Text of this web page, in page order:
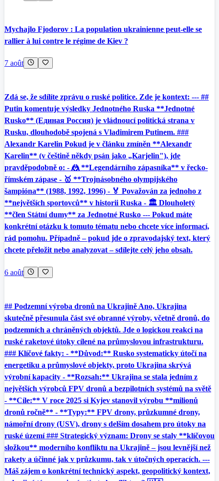
Mychajlo Fjodorov : La population ukrainienne peut-elle se
rallier à lui contre le régime de Kiev ?
7 août
Zdá se, že sdílíte zprávu o ruské politice. Zde je kontext: --- ##
Putin komentuje výsledky Jednotného Ruska **Jednotné
Rusko** (Единая Россия) je vládnoucí politická strana v
Rusku, dlouhodobě spojená s Vladimirem Putinem. ###
Alexandr Karelin Pokud je v článku zmíněn **Alexandr
Karelin** (v češtině někdy psán jako „Karjelin"), jde
pravděpodobně o: - 🤼 **Legendárního zápasníka** v řecko-
římském zápase - 🥇 **Trojnásobného olympijského
šampióna** (1988, 1992, 1996) - 🏅 Považován za jednoho z
**největších sportovců** v historii Ruska - 🏛️ Dlouholetý
**člen Státní dumy** za Jednotné Rusko --- Pokud máte
konkrétní otázku k tomuto tématu nebo chcete více informací,
rád pomohu. Případně – pokud jde o zpravodajský text, který
chcete přeložit nebo analyzovat – sdílejte celý jeho obsah.
6 août
## Podzemní výroba dronů na Ukrajině Ano, Ukrajina
skutečně přesunula část své obranné výroby, včetně dronů, do
podzemních a chráněných objektů. Jde o logickou reakci na
ruské raketové útoky cílené na průmyslovou infrastrukturu.
### Klíčové fakty: - **Důvod:** Rusko systematicky útočí na
energetiku a průmyslové objekty, proto Ukrajina skrývá
výrobní kapacity - **Rozsah:** Ukrajina se stala jedním z
největších výrobců FPV dronů a bezpilotních systémů na světě
- **Cíle:** V roce 2025 si Kyjev stanovil výrobu **milionů
dronů ročně** - **Typy:** FPV drony, průzkumné drony,
námořní drony (USV), drony s delším dosahem pro útoky na
ruské území ### Strategický význam: Drony se staly **klíčovou
složkou** moderního konfliktu na Ukrajině – jsou levnější než
rakety a účinné jak v průzkumu, tak v útočných operacích. ---
Máš zájem o konkrétní technický aspekt, geopolitický kontext,